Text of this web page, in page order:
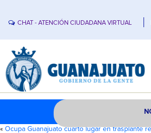
CHAT - ATENCIÓN CIUDADANA VIRTUAL
« Ocupa Guanajuato cuarto lugar en trasplante